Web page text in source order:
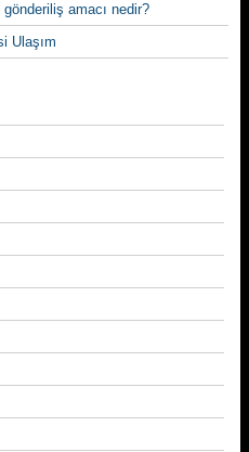
gönderiliş amacı nedir?
Ulaşım